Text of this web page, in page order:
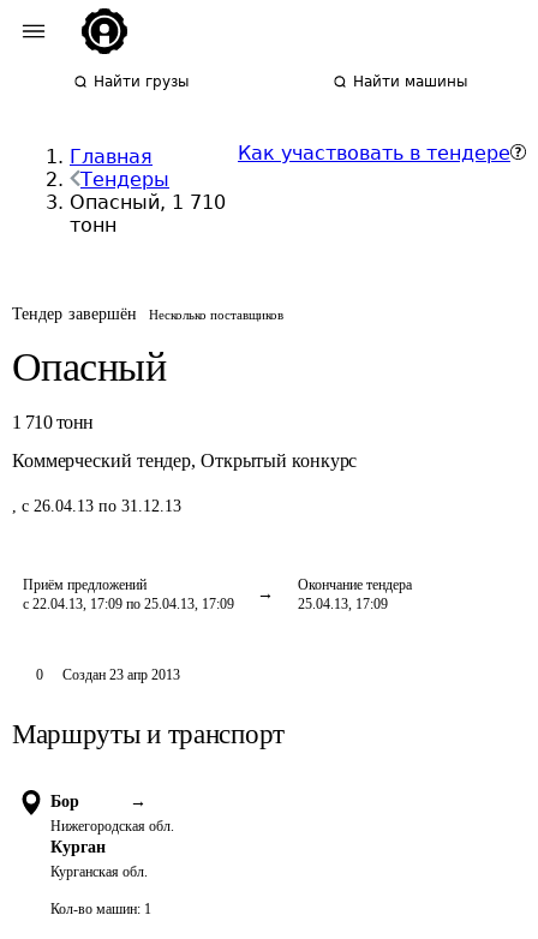
Найти грузы Найти машины
Главная
Тендеры
Опасный, 1 710
тонн
Как участвовать в тендере
Тендер завершён Несколько поставщиков
Опасный
1 710 тонн
Коммерческий тендер, Открытый конкурс
, с 26.04.13 по 31.12.13
Приём предложений
с 22.04.13, 17:09 по 25.04.13, 17:09
Окончание тендера
25.04.13, 17:09
0 Создан 23 апр 2013
Маршруты и транспорт
Бор →
Нижегородская обл.
Курган
Курганская обл.
Кол-во машин: 1